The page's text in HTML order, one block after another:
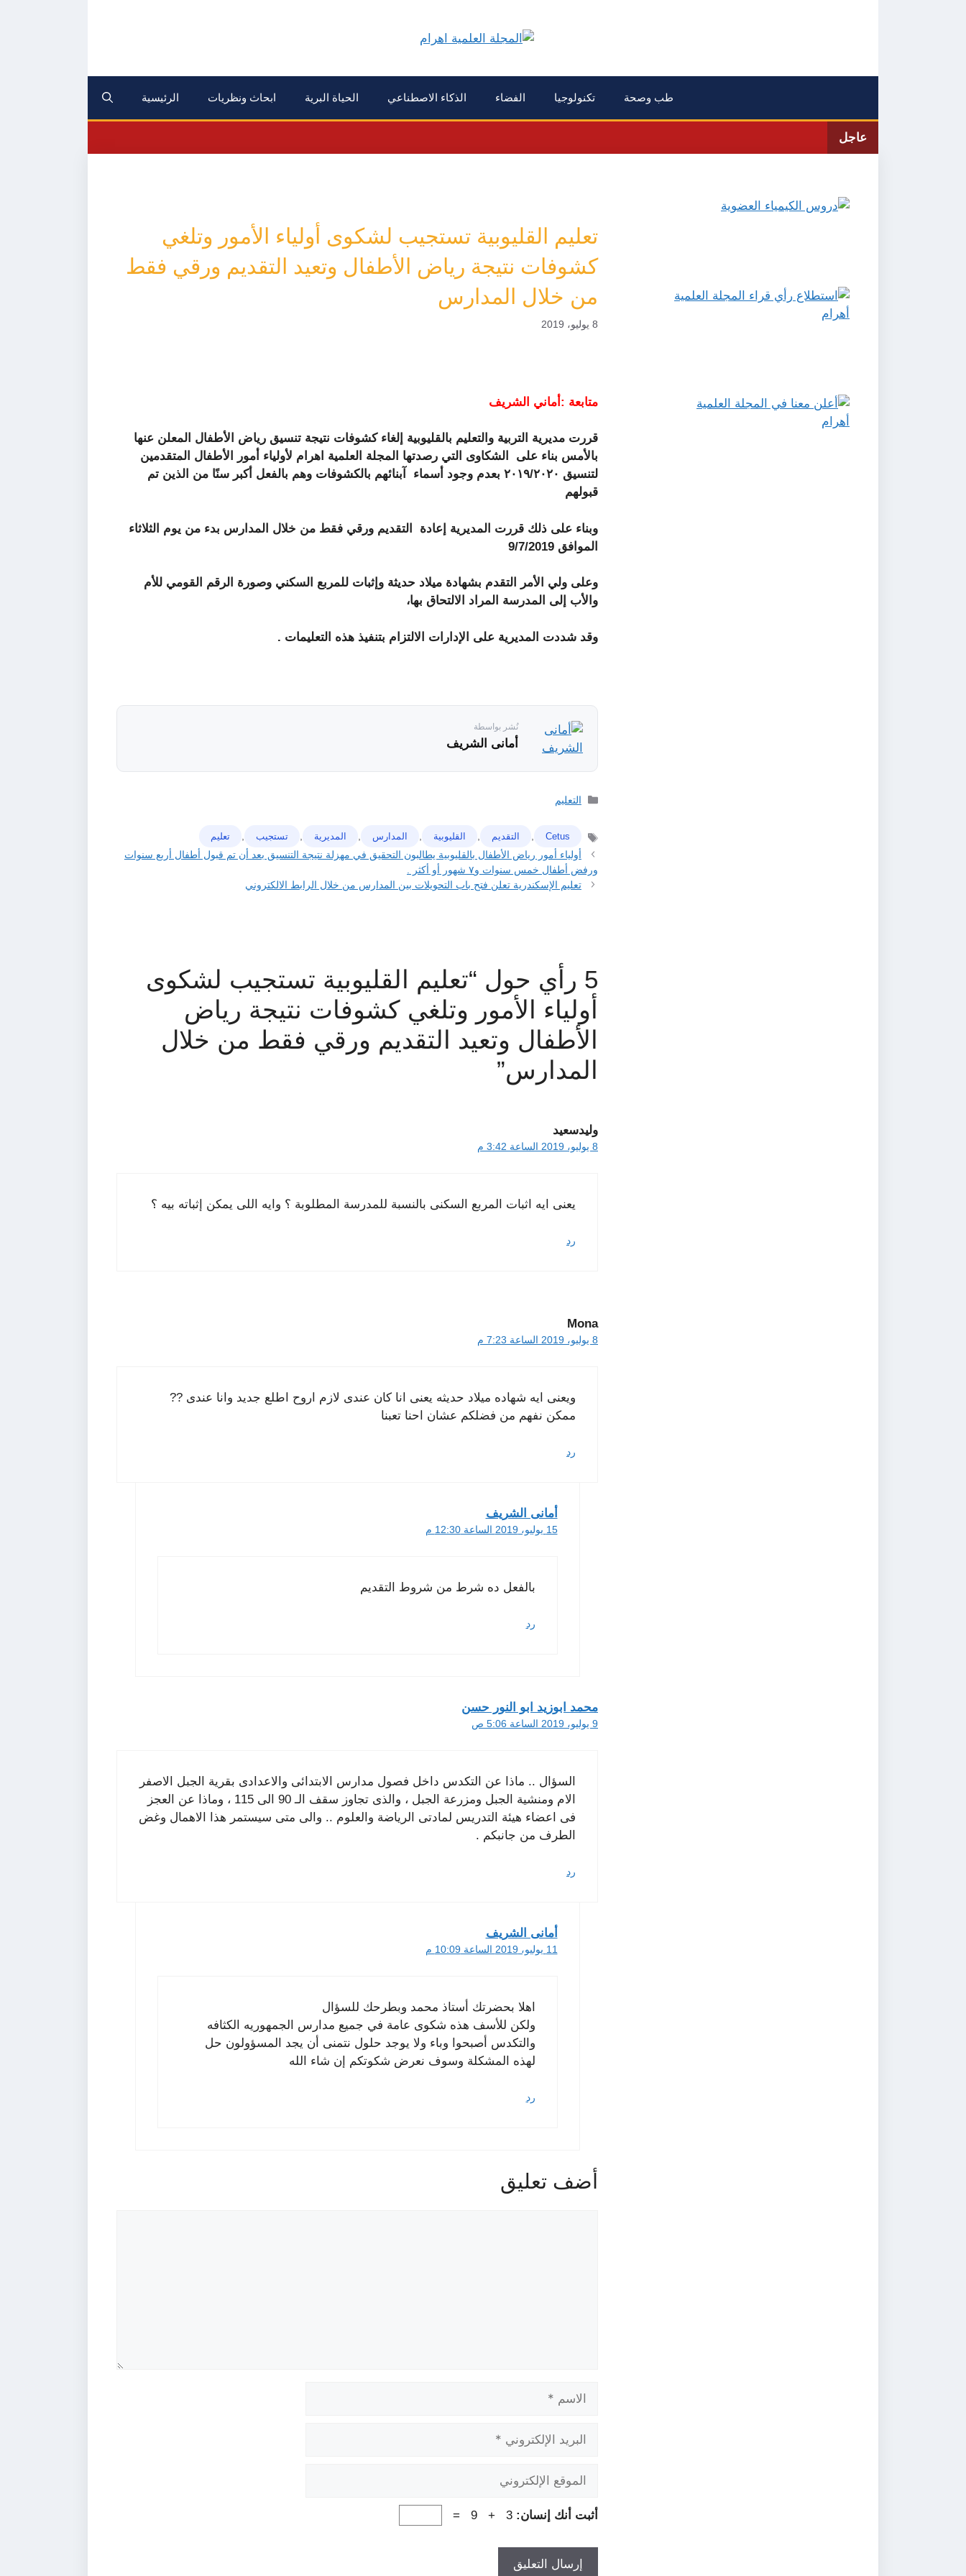
الرئيسية ابحاث ونظريات الحياة البرية الذكاء الاصطناعي الفضاء تكنولوجيا طب وصحة
عاجل
تعليم القليوبية تستجيب لشكوى أولياء الأمور وتلغي
كشوفات نتيجة رياض الأطفال وتعيد التقديم ورقي فقط
من خلال المدارس
8 يوليو، 2019
متابعة :أماني الشريف
قررت مديرية التربية والتعليم بالقليوبية إلغاء كشوفات نتيجة تنسيق رياض الأطفال المعلن عنها
بالأمس بناء على الشكاوى التي رصدتها المجلة العلمية اهرام لأولياء أمور الأطفال المتقدمين
لتنسيق ٢٠١٩/٢٠٢٠ بعدم وجود أسماء آبنائهم بالكشوفات وهم بالفعل أكبر سنًا من الذين تم
قبولهم
وبناء على ذلك قررت المديرية إعادة التقديم ورقي فقط من خلال المدارس بدء من يوم الثلاثاء
الموافق 9/7/2019
وعلى ولي الأمر التقدم بشهادة ميلاد حديثة وإثبات للمربع السكني وصورة الرقم القومي للأم
والأب إلى المدرسة المراد الالتحاق بها،
وقد شددت المديرية على الإدارات الالتزام بتنفيذ هذه التعليمات .
نُشر بواسطة
أمانى الشريف
التصنيفات
التعليم
الوسوم
Cetus التقديم القليوبية ﺍﻟﻤﺪﺍﺭﺱ المديرية تستجيب تعليم
أولياء أمور رياض الأطفال بالقليوبية يطالبون التحقيق في مهزلة نتيجة التنسيق بعد أن تم قبول أطفال أربع سنوات
ورفض أطفال خمس سنوات و٧ شهور أو أكثر .
تعليم الإسكندرية تعلن فتح باب التحويلات بين المدارس من خلال الرابط الالكتروني
5 رأي حول “تعليم القليوبية تستجيب لشكوى
أولياء الأمور وتلغي كشوفات نتيجة رياض
الأطفال وتعيد التقديم ورقي فقط من خلال
المدارس”
وليدسعيد
8 يوليو، 2019 الساعة 3:42 م
يعنى ايه اثبات المربع السكنى بالنسبة للمدرسة المطلوبة ؟ وايه اللى يمكن إثباته بيه ؟
رد
Mona
8 يوليو، 2019 الساعة 7:23 م
ويعنى ايه شهاده ميلاد حديثه يعنى انا كان عندى لازم اروح اطلع جديد وانا عندى ??
ممكن نفهم من فضلكم عشان احنا تعبنا
رد
أمانى الشريف
15 يوليو، 2019 الساعة 12:30 م
بالفعل ده شرط من شروط التقديم
رد
محمد ابوزيد ابو النور حسن
9 يوليو، 2019 الساعة 5:06 ص
السؤال .. ماذا عن التكدس داخل فصول مدارس الابتدائى والاعدادى بقرية الجبل الاصفر
الام ومنشية الجبل ومزرعة الجبل ، والذى تجاوز سقف الـ 90 الى 115 ، وماذا عن العجز
فى اعضاء هيئة التدريس لمادتى الرياضة والعلوم .. والى متى سيستمر هذا الاهمال وغض
الطرف من جانبكم .
رد
أمانى الشريف
11 يوليو، 2019 الساعة 10:09 م
اهلا بحضرتك أستاذ محمد وبطرحك للسؤال
ولكن للأسف هذه شكوى عامة في جميع مدارس الجمهوريه الكثافه
والتكدس أصبحوا وباء ولا يوجد حلول نتمنى أن يجد المسؤولون حل
لهذه المشكلة وسوف نعرض شكوتكم إن شاء الله
رد
أضف تعليق
الإلكتروني
الإلكتروني
أثبت أنك إنسان: 3 + 9 =